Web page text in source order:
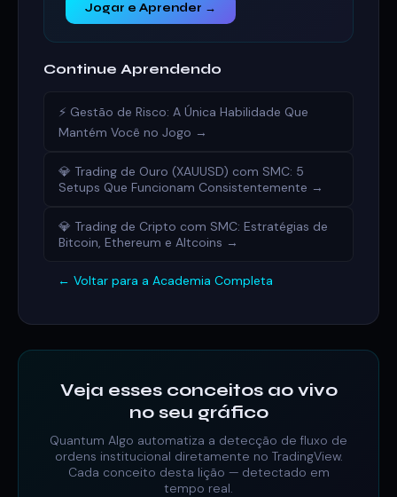
Jogar e Aprender →
Continue Aprendendo
⚡ Gestão de Risco: A Única Habilidade Que
Mantém Você no Jogo →
💎 Trading de Ouro (XAUUSD) com SMC: 5
Setups Que Funcionam Consistentemente →
💎 Trading de Cripto com SMC: Estratégias de
Bitcoin, Ethereum e Altcoins →
← Voltar para a Academia Completa
Veja esses conceitos ao vivo
no seu gráfico
Quantum Algo automatiza a detecção de fluxo de
ordens institucional diretamente no TradingView.
Cada conceito desta lição — detectado em
tempo real.